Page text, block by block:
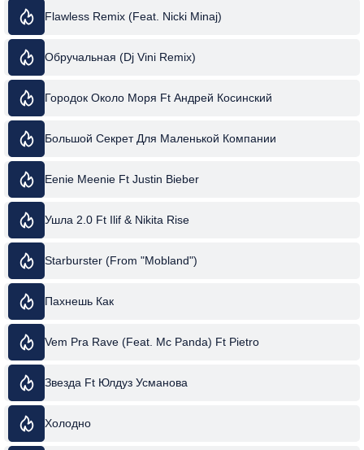
Flawless Remix (Feat. Nicki Minaj)
Обручальная (Dj Vini Remix)
Городок Около Моря Ft Андрей Косинский
Большой Секрет Для Маленькой Компании
Eenie Meenie Ft Justin Bieber
Ушла 2.0 Ft Ilif & Nikita Rise
Starburster (From "Mobland")
Пахнешь Как
Vem Pra Rave (Feat. Mc Panda) Ft Pietro
Звезда Ft Юлдуз Усманова
Холодно